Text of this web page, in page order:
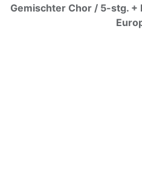
Gemischter Chor / 5-stg. +